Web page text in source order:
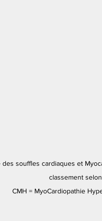
des souffles cardiaques et
classement
CMH = MyoCardiopathie